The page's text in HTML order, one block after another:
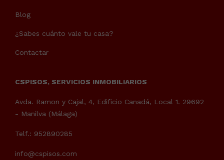
Blog
¿Sabes cuánto vale tu casa?
Contactar
CSPISOS, SERVICIOS INMOBILIARIOS
Avda. Ramon y Cajal, 4, Edificio Canadá, Local 1. 29692
- Manilva (Málaga)
Telf.: 952890285
info@cspisos.com